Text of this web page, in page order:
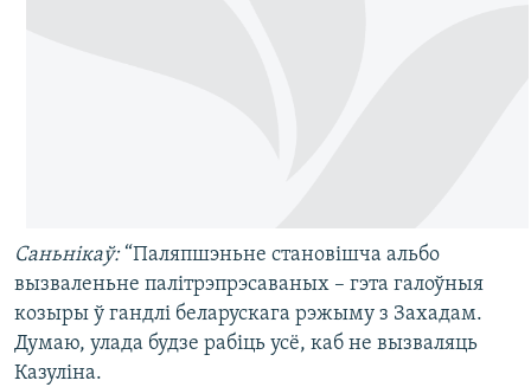
Саньнікаў: “Паляпшэньне становішча альбо
вызваленьне палітрэпрэсаваных – гэта галоўныя
козыры ў гандлі беларускага рэжыму з Захадам.
Думаю, улада будзе рабіць усё, каб не вызваляць
Казуліна.